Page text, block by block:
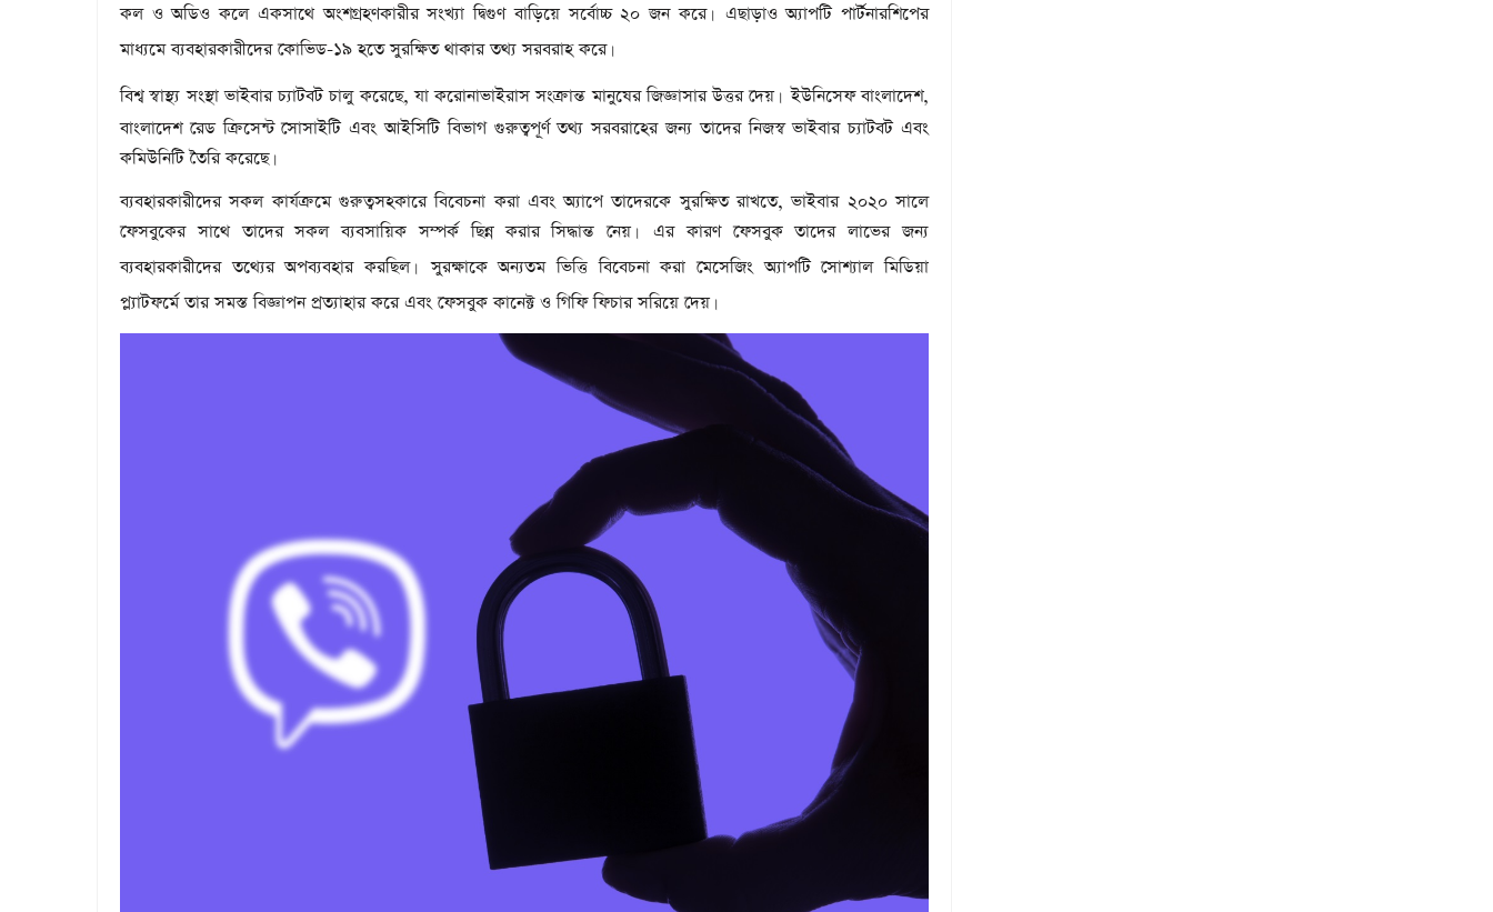
কল ও অডিও কলে একসাথে অংশগ্রহণকারীর সংখ্যা দ্বিগুণ বাড়িয়ে সর্বোচ্চ ২০ জন করে।
এছাড়াও অ্যাপটি পার্টনারশিপের
মাধ্যমে ব্যবহারকারীদের কোভিড-১৯ হতে সুরক্ষিত থাকার তথ্য সরবরাহ করে।
বিশ্ব স্বাস্থ্য সংস্থা ভাইবার চ্যাটবট চালু করেছে, যা করোনাভাইরাস সংক্রান্ত মানুষের জিজ্ঞাসার উত্তর দেয়। ইউনিসেফ বাংলাদেশ,
বাংলাদেশ রেড ক্রিসেন্ট সোসাইটি এবং আইসিটি বিভাগ গুরুত্বপূর্ণ তথ্য সরবরাহের জন্য তাদের নিজস্ব ভাইবার চ্যাটবট এবং
কমিউনিটি তৈরি করেছে।
ব্যবহারকারীদের সকল কার্যক্রমে গুরুত্বসহকারে বিবেচনা করা এবং অ্যাপে তাদেরকে সুরক্ষিত রাখতে, ভাইবার ২০২০ সালে
ফেসবুকের সাথে তাদের সকল ব্যবসায়িক সম্পর্ক ছিন্ন করার সিদ্ধান্ত নেয়।
এর কারণ ফেসবুক তাদের লাভের জন্য
ব্যবহারকারীদের তথ্যের অপব্যবহার করছিল।
সুরক্ষাকে অন্যতম ভিত্তি বিবেচনা করা মেসেজিং অ্যাপটি সোশ্যাল মিডিয়া
প্ল্যাটফর্মে তার সমস্ত বিজ্ঞাপন প্রত্যাহার করে এবং ফেসবুক কানেক্ট ও গিফি ফিচার সরিয়ে দেয়।